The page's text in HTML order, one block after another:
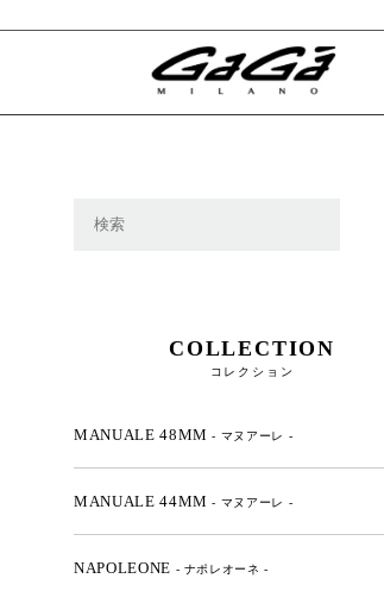
COLLECTION
コレクション
MANUALE 48MM- マヌアーレ -
MANUALE 44MM- マヌアーレ -
NAPOLEONE - ナポレオーネ -